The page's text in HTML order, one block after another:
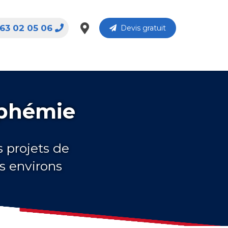
Devis gratuit
02 05 06
projets de
environs